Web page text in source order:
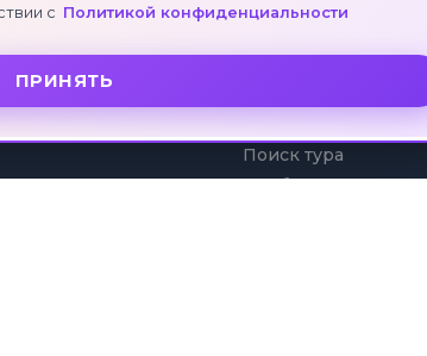
УСЛУГИ
Поиск тура
Подбор тура
с Политикой конфиденциальности
ПРИНЯТЬ